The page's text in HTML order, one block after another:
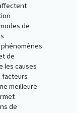
de
de
les causes
facteurs
meilleure
de